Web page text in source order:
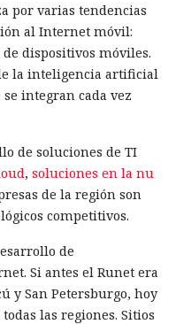
por varias tendencias
al Internet móvil:
dispositivos móviles.
la inteligencia artificial
integran cada vez
de soluciones de TI
, soluciones en la nu
de la región son
competitivos.
de
Si antes el Runet era
y San Petersburgo, hoy
las regiones. Sitios